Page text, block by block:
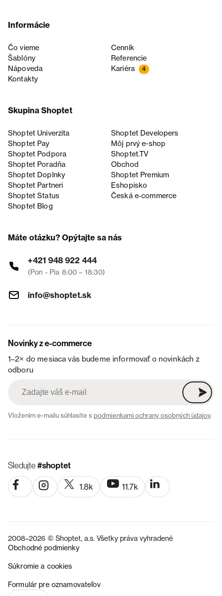
Informácie
Čo vieme
Cenník
Šablóny
Referencie
Nápoveda
Kariéra 4
Kontakty
Skupina Shoptet
Shoptet Univerzita
Shoptet Developers
Shoptet Pay
Môj prvý e-shop
Shoptet Podpora
Shoptet.TV
Shoptet Poradňa
Obchod
Shoptet Doplnky
Shoptet Premium
Shoptet Partneri
Eshopisko
Shoptet Status
Česká e‑commerce
Shoptet Blog
Máte otázku? Opýtajte sa nás
+421 948 922 444
(Pon - Pia 8:00 – 18:30)
info@shoptet.sk
Novinky z e-commerce
1–2× do mesiaca vás budeme informovať o novinkách z
odboru
Vložením e-mailu súhlasíte spodmienkami ochrany osobných údajov.
Sledujte#shoptet
1.8k 11.7k
2008–2026 © Shoptet, a.s. Všetky práva vyhradené
Obchodné podmienky
Súkromie a cookies
Formulár pre oznamovateľov